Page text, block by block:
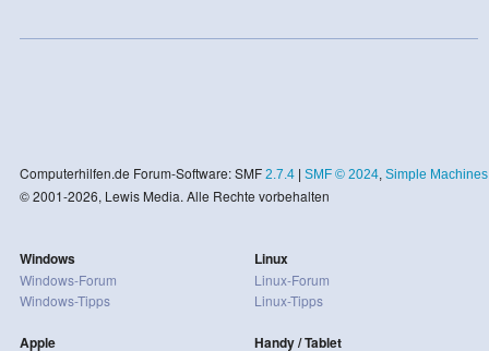
Computerhilfen.de Forum-Software: SMF 2.7.4| SMF © 2024, Simple Machines
© 2001-2026, Lewis Media. Alle Rechte vorbehalten
Windows
Windows-Forum
Windows-Tipps
Apple
Linux
Linux-Forum
Linux-Tipps
Handy / Tablet